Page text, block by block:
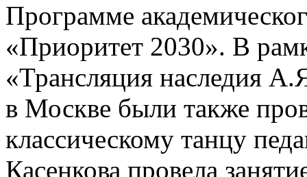
Программе
«Приоритет 2030». В
«Трансляция наследия
в Москве были также
классическому танцу
Касенкова провела